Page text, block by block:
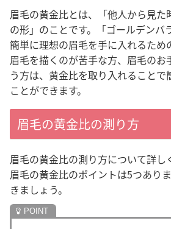
眉毛の黄金比とは、「他人から見
の形」のことです。
「ゴールデンバ
簡単に理想の眉毛を手に入れるため
眉毛を描くのが苦手な方、眉毛のお
う方は、黄金比を取り入れることで
ことができます。
眉毛の黄金比の測り方
眉毛の黄金比の測り方について詳し
眉毛の黄金比のポイントは5つあり
きましょう。